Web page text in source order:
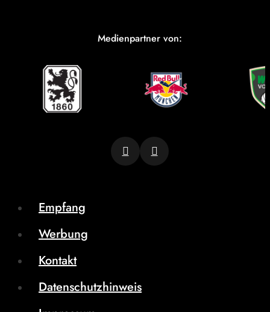
Medienpartner von:
Empfang
Werbung
Kontakt
Datenschutzhinweis